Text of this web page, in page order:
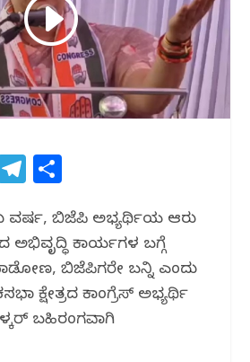
T
e
g
ra
m
ar
e
ವರ್ಷ, ಬಿಜೆಪಿ ಅಭ್ಯರ್ಥಿಯ ಆರು
ಕಾರ್ಯಗಳ ಬಗ್ಗೆ
ಬಿಜೆಪಿಗರೇ ಬನ್ನಿ ಎಂದು
ಕ್ಷೇತ್ರದ ಕಾಂಗ್ರೆಸ್ ಅಭ್ಯರ್ಥಿ
ಬಹಿರಂಗವಾಗಿ